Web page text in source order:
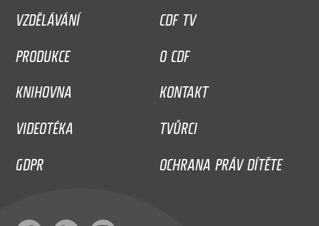
VZDĚLÁVÁNÍ
CDF TV
PRODUKCE
O CDF
KNIHOVNA
KONTAKT
VIDEOTÉKA
TVŮRCI
GDPR
OCHRANA PRÁV DÍTĚTE